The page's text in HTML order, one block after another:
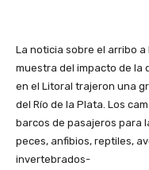
La noticia sobre el arribo
muestra del impacto de la
en el Litoral trajeron una
del Río de la Plata. Los
barcos de pasajeros para
peces, anfibios, reptiles,
invertebrados-